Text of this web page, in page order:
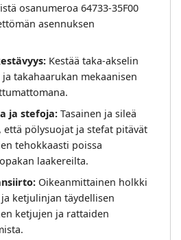
osanumeroa 64733-35F00
asennuksen
Kestää taka-akselin
takahaarukan mekaanisen
ja stefoja: Tasainen ja sileä
että pölysuojat ja stefat pitävät
tehokkaasti poissa
laakereilta.
Oikeanmittainen holkki
ketjulinjan täydellisen
ketjujen ja rattaiden